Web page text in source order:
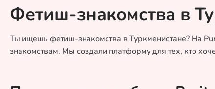
Фетиш-знакомства в
Ты ищешь фетиш-знакомства в Туркменистане? На
знакомствам. Мы создали платформу для тех, кто